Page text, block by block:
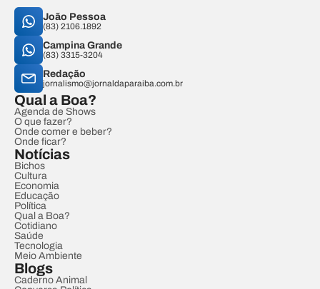
João Pessoa
(83) 2106.1892
Campina Grande
(83) 3315-3204
Redação
jornalismo@jornaldaparaiba.com.br
Qual a Boa?
Agenda de Shows
O que fazer?
Onde comer e beber?
Onde ficar?
Notícias
Bichos
Cultura
Economia
Educação
Política
Qual a Boa?
Cotidiano
Saúde
Tecnologia
Meio Ambiente
Blogs
Caderno Animal